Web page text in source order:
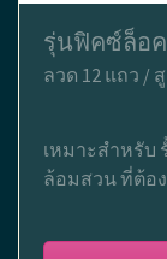
รุ่นฟิคซ์ล็อค
ลวด 12 แถว /
เหมาะสำหรับ
ล้อมสวน ที่ต้อ